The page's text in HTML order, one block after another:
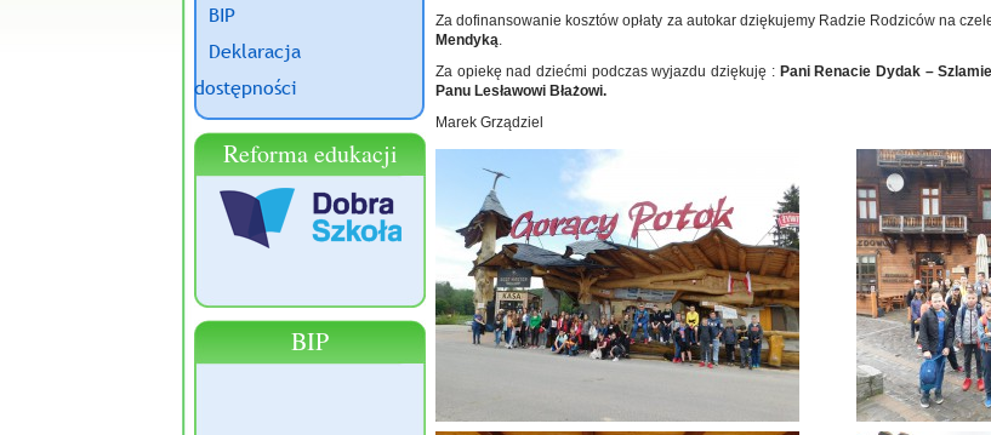
BIP
Deklaracja
dostępności
Reforma edukacji
BIP
Za dofinansowanie kosztów opłaty za autokar dziękujemy Radzie Rodziców na
Mendyką.
Za opiekę nad dziećmi podczas wyjazdu dziękuję : Pani Renacie Dydak –
Panu Lesławowi Błażowi.
Marek Grządziel